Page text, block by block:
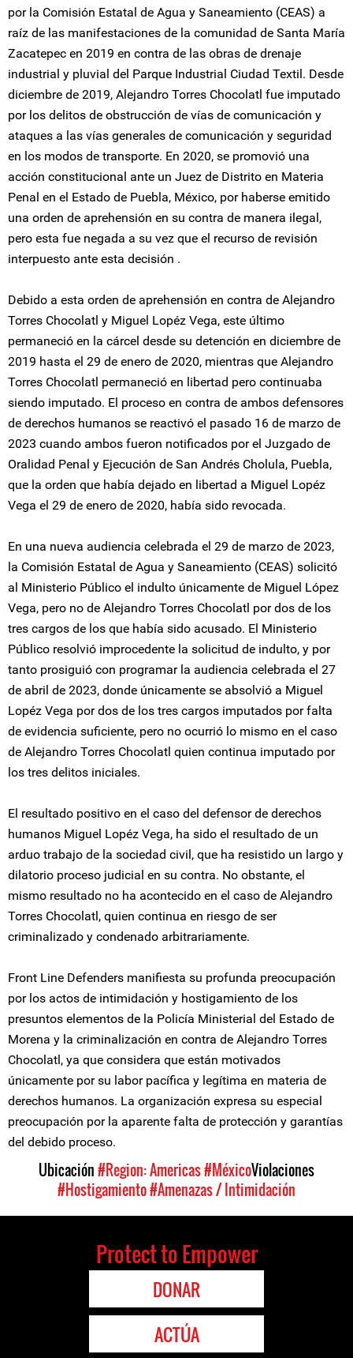
por la Comisión Estatal de Agua y Saneamiento (CEAS) a
raíz de las manifestaciones de la comunidad de Santa María
Zacatepec en 2019 en contra de las obras de drenaje
industrial y pluvial del Parque Industrial Ciudad Textil. Desde
diciembre de 2019, Alejandro Torres Chocolatl fue imputado
por los delitos de obstrucción de vías de comunicación y
ataques a las vías generales de comunicación y seguridad
en los modos de transporte. En 2020, se promovió una
acción constitucional ante un Juez de Distrito en Materia
Penal en el Estado de Puebla, México, por haberse emitido
una orden de aprehensión en su contra de manera ilegal,
pero esta fue negada a su vez que el recurso de revisión
interpuesto ante esta decisión .
Debido a esta orden de aprehensión en contra de Alejandro
Torres Chocolatl y Miguel Lopéz Vega, este último
permaneció en la cárcel desde su detención en diciembre de
2019 hasta el 29 de enero de 2020, mientras que Alejandro
Torres Chocolatl permaneció en libertad pero continuaba
siendo imputado. El proceso en contra de ambos defensores
de derechos humanos se reactivó el pasado 16 de marzo de
2023 cuando ambos fueron notificados por el Juzgado de
Oralidad Penal y Ejecución de San Andrés Cholula, Puebla,
que la orden que había dejado en libertad a Miguel Lopéz
Vega el 29 de enero de 2020, había sido revocada.
En una nueva audiencia celebrada el 29 de marzo de 2023,
la Comisión Estatal de Agua y Saneamiento (CEAS) solicitó
al Ministerio Público el indulto únicamente de Miguel López
Vega, pero no de Alejandro Torres Chocolatl por dos de los
tres cargos de los que había sido acusado. El Ministerio
Público resolvió improcedente la solicitud de indulto, y por
tanto prosiguió con programar la audiencia celebrada el 27
de abril de 2023, donde únicamente se absolvió a Miguel
Lopéz Vega por dos de los tres cargos imputados por falta
de evidencia suficiente, pero no ocurrió lo mismo en el caso
de Alejandro Torres Chocolatl quien continua imputado por
los tres delitos iniciales.
El resultado positivo en el caso del defensor de derechos
humanos Miguel Lopéz Vega, ha sido el resultado de un
arduo trabajo de la sociedad civil, que ha resistido un largo y
dilatorio proceso judicial en su contra. No obstante, el
mismo resultado no ha acontecido en el caso de Alejandro
Torres Chocolatl, quien continua en riesgo de ser
criminalizado y condenado arbitrariamente.
Front Line Defenders manifiesta su profunda preocupación
por los actos de intimidación y hostigamiento de los
presuntos elementos de la Policía Ministerial del Estado de
Morena y la criminalización en contra de Alejandro Torres
Chocolatl, ya que considera que están motivados
únicamente por su labor pacífica y legítima en materia de
derechos humanos. La organización expresa su especial
preocupación por la aparente falta de protección y garantías
del debido proceso.
Ubicación#Region: Americas#MéxicoViolaciones
#Hostigamiento#Amenazas / Intimidación
Protect to Empower
DONAR
ACTÚA